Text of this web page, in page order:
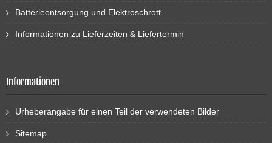
Batterieentsorgung und Elektroschrott
Informationen zu Lieferzeiten & Liefertermin
Informationen
Urheberangabe für einen Teil der verwendeten Bilder
Sitemap